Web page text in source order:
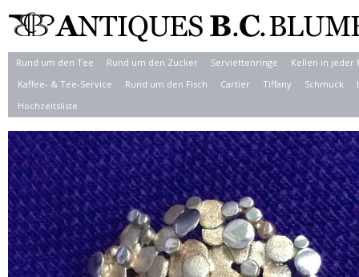
Rund um den Tee Rund um den Zucker Serviettenringe
Kellen in jeder
Kaffee- & Tee-Service
Rund um den Fisch Cartier Tiffany Schmuck
Hochzeitsliste